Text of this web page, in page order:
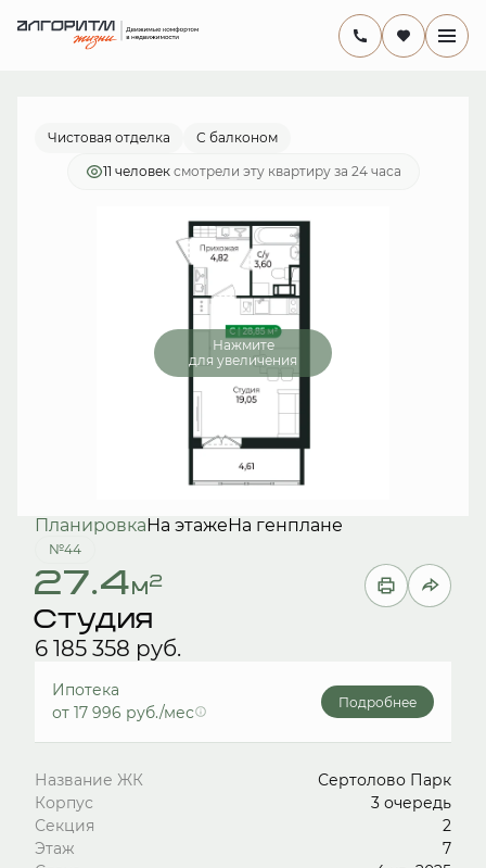
Студия 27.4 м
6 185 358 руб.
от 17 996 руб./мес.
Чистовая отделка С балконом
11 человек смотрели эту квартиру за 24 часа
Нажмите
для увеличения
ПланировкаНа этажеНа генплане
№44
27.4м2
Студия
6 185 358 руб.
Ипотека
от 17 996 руб./мес
Подробнее
Название ЖК
Сертолово Парк
Корпус
3 очередь
Секция
2
Этаж
7